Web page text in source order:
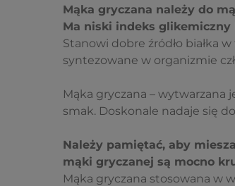
Mąka gryczana należy do
Ma niski indeks
Stanowi dobre źródło białka
syntezowane w organizmie
Mąka gryczana – wytwarzana
smak. Doskonale nadaje się
Należy pamiętać, aby
mąki gryczanej są mocno
Mąka gryczana stosowana w